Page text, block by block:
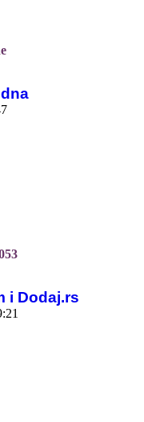
i Dodaj.rs